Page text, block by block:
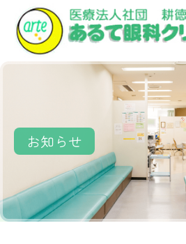
お知らせ